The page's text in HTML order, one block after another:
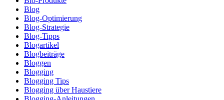
Blog
Blog-Optimierung
Blog-Strategie
Blog-Tipps
Blogartikel
Blogbeiträge
Bloggen
Blogging
Blogging Tips
Blogging über Haustiere